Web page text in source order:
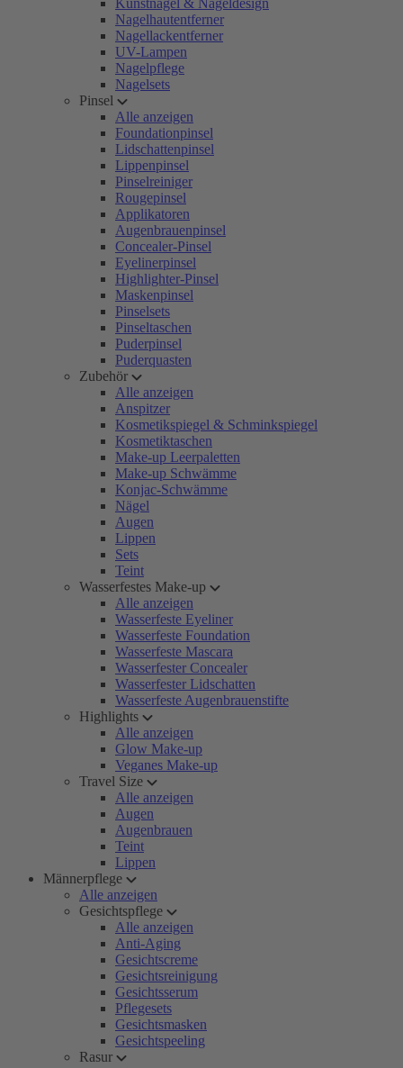
Kunstnägel & Nageldesign
Nagelhautentferner
Nagellackentferner
UV-Lampen
Nagelpflege
Nagelsets
Pinsel
Alle anzeigen
Foundationpinsel
Lidschattenpinsel
Lippenpinsel
Pinselreiniger
Rougepinsel
Applikatoren
Augenbrauenpinsel
Concealer-Pinsel
Eyelinerpinsel
Highlighter-Pinsel
Maskenpinsel
Pinselsets
Pinseltaschen
Puderpinsel
Puderquasten
Zubehör
Alle anzeigen
Anspitzer
Kosmetikspiegel & Schminkspiegel
Kosmetiktaschen
Make-up Leerpaletten
Make-up Schwämme
Konjac-Schwämme
Nägel
Augen
Lippen
Sets
Teint
Wasserfestes Make-up
Alle anzeigen
Wasserfeste Eyeliner
Wasserfeste Foundation
Wasserfeste Mascara
Wasserfester Concealer
Wasserfester Lidschatten
Wasserfeste Augenbrauenstifte
Highlights
Alle anzeigen
Glow Make-up
Veganes Make-up
Travel Size
Alle anzeigen
Augen
Augenbrauen
Teint
Lippen
Männerpflege
Alle anzeigen
Gesichtspflege
Alle anzeigen
Anti-Aging
Gesichtscreme
Gesichtsreinigung
Gesichtsserum
Pflegesets
Gesichtsmasken
Gesichtspeeling
Rasur